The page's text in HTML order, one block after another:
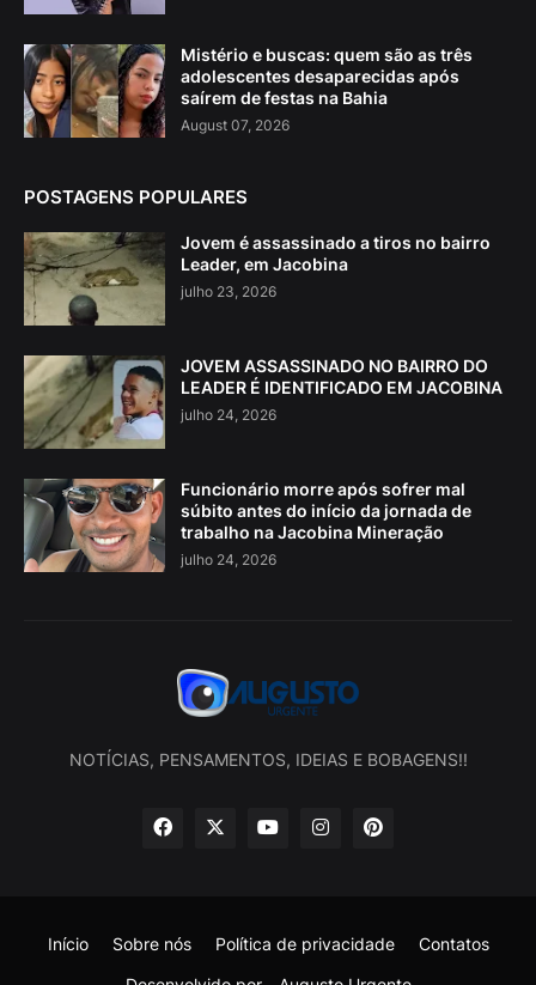
Mistério e buscas: quem são as três
adolescentes desaparecidas após
saírem de festas na Bahia
August 07, 2026
POSTAGENS POPULARES
Jovem é assassinado a tiros no bairro
Leader, em Jacobina
julho 23, 2026
JOVEM ASSASSINADO NO BAIRRO DO
LEADER É IDENTIFICADO EM JACOBINA
julho 24, 2026
Funcionário morre após sofrer mal
súbito antes do início da jornada de
trabalho na Jacobina Mineração
julho 24, 2026
NOTÍCIAS, PENSAMENTOS, IDEIAS E BOBAGENS!!
Início Sobre nós Política de privacidade Contatos